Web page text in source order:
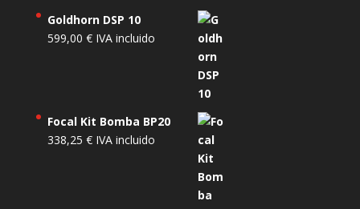
Goldhorn DSP 10
599,00 € IVA incluido
Focal Kit Bomba BP20
338,25 € IVA incluido